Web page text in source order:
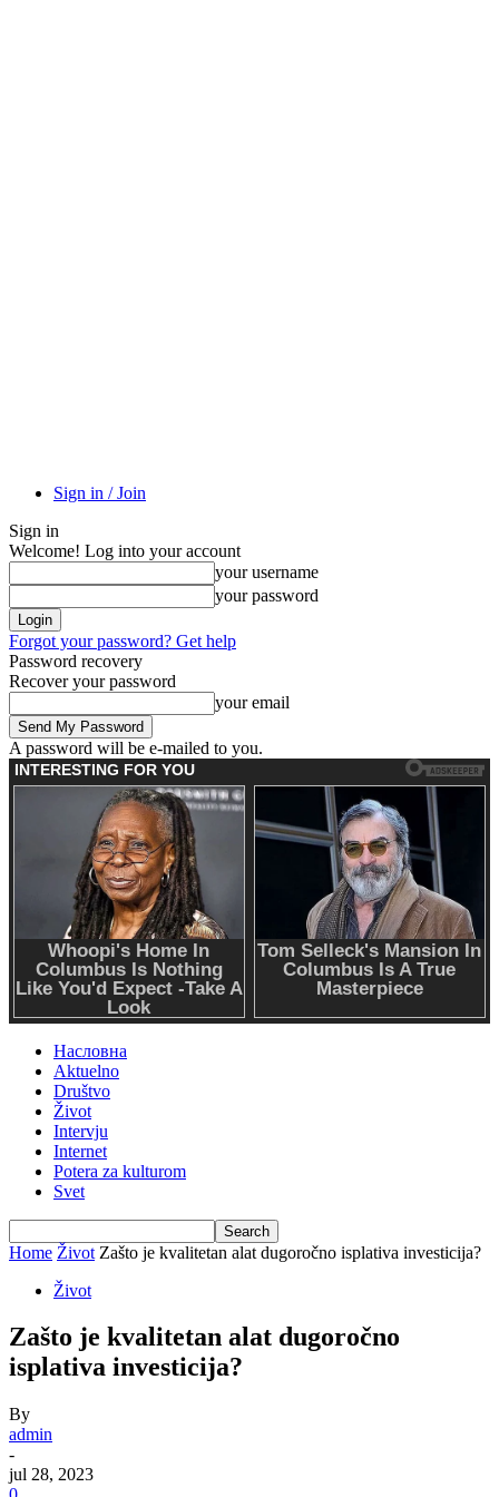
Sign in / Join
Sign in
Welcome! Log into your account
your username
your password
Forgot your password? Get help
Password recovery
Recover your password
your email
A password will be e-mailed to you.
Насловна
Aktuelno
Društvo
Život
Intervju
Internet
Potera za kulturom
Svet
Home Život Zašto je kvalitetan alat dugoročno isplativa investicija?
Život
Zašto je kvalitetan alat dugoročno
isplativa investicija?
By
admin
-
jul 28, 2023